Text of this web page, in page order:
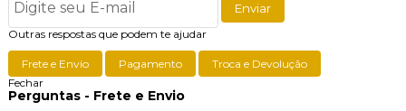
Enviar
Outras respostas que podem te ajudar
Frete e Envio Pagamento
Troca e Devolução
Fechar
Perguntas - Frete e Envio